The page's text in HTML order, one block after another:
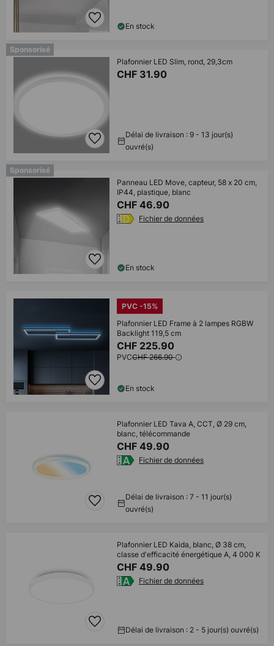
En stock
Sponsorisé
Plafonnier LED Slim, rond, 29,3cm
CHF 31.90
Délai de livraison : 9 - 13 jour(s)
ouvré(s)
Sponsorisé
Panneau LED Move, capteur, 58 x 20 cm,
IP44, plastique, blanc
CHF 46.90
Fichier de données
En stock
PVC -15%
Plafonnier LED Frame à 2 lampes RGBW
Backlight 119,5 cm
CHF 225.90
PVCCHF 266.90
En stock
Plafonnier LED Tava A, CCT, Ø 29 cm,
blanc, télécommande
CHF 49.90
Fichier de données
Délai de livraison : 7 - 11 jour(s)
ouvré(s)
Plafonnier LED Kaida, blanc, Ø 38 cm,
classe d'efficacité énergétique A, 4 000 K
CHF 49.90
Fichier de données
Délai de livraison : 2 - 5 jour(s) ouvré(s)